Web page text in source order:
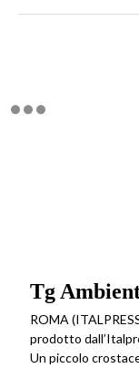
Tg
ROMA
prodotto
Un piccolo